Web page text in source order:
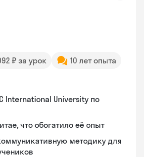
₽ за урок
10 лет опыта
International University по
что обогатило её опыт
методику для